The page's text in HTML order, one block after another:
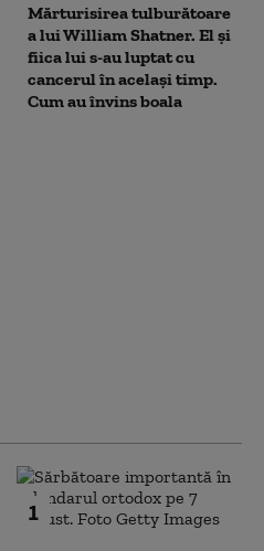
Mărturisirea tulburătoare
a lui William Shatner. El și
fiica lui s-au luptat cu
cancerul în același timp.
Cum au învins boala
1